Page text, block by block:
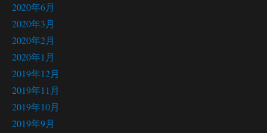
2020年6月
2020年3月
2020年2月
2020年1月
2019年12月
2019年11月
2019年10月
2019年9月